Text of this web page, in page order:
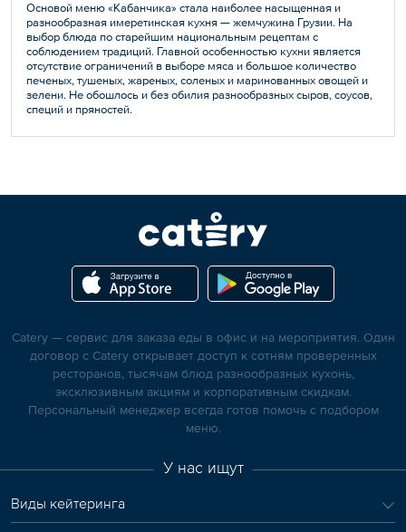
Основой меню «Кабанчика» стала наиболее насыщенная и
разнообразная имеретинская кухня — жемчужина Грузии. На
выбор блюда по старейшим национальным рецептам с
соблюдением традиций. Главной особенностью кухни является
отсутствие ограничений в выборе мяса и большое количество
печеных, тушеных, жареных, соленых и маринованных овощей и
зелени. Не обошлось и без обилия разнообразных сыров, соусов,
специй и пряностей.
Catery — сервис для заказа еды в офис и на мероприятия. Один
договор с Catery открывает доступ к сотням проверенных
ресторанов, тысячам блюд разнообразных кухонь,
эксклюзивным акциям и корпоративным скидкам.
Персональный менеджер всегда готов помочь с подбором
меню.
У нас ищут
Виды кейтеринга